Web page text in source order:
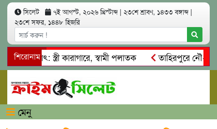
সিলেট ৭ই আগস্ট, ২০২৬ খ্রিস্টাব্দ | ২৩শে শ্রাবণ, ১৪৩৩ বঙ্গাব্দ |
২৩শে সফর, ১৪৪৮ হিজরি
শিরোনামস্ত্রী কারাগারে, স্বামী পলাতক
তাহিরপুরে নৌ-
মারধর
নগরীতে কোটি টাকার সম্পত্তি দখলের চেষ্টা:
মেনু